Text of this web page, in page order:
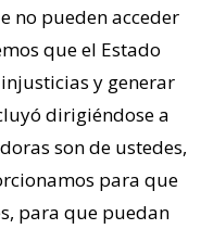
no pueden acceder
que el Estado
y generar
dirigiéndose a
son de ustedes,
para que
para que puedan